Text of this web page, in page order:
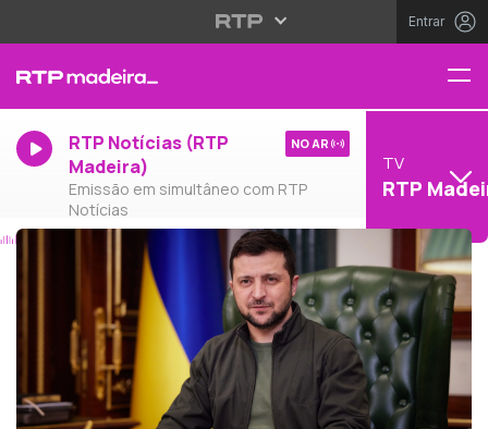
Entrar
RTP Notícias (RTP
Madeira)
Emissão em simultâneo com RTP
Notícias
NO AR
TV
RTP